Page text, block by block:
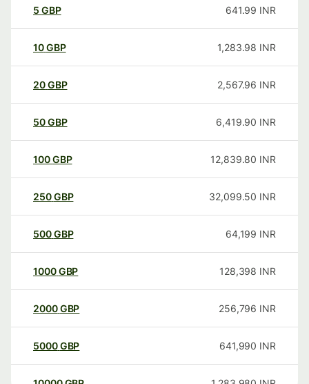
5 GBP 641.99 INR
10GBP 1,283.98 INR
20GBP 2,567.96 INR
50GBP 6,419.90 INR
100GBP 12,839.80 INR
250GBP 32,099.50 INR
500GBP 64,199 INR
1000GBP 128,398 INR
2000GBP 256,796 INR
5000GBP 641,990 INR